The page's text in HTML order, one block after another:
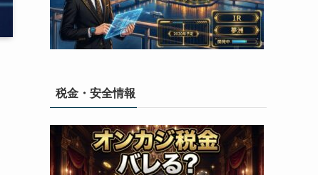
税金・安全情報